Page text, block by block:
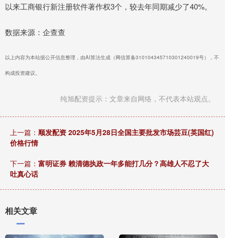
以来工商银行新注册软件著作权3个，较去年同期减少了40%。
数据来源：企查查
以上内容为本站据公开信息整理，由AI算法生成（网信算备310104345710301240019号），不
构成投资建议。
纯旭配资提示：文章来自网络，不代表本站观点。
上一篇： 顺发配资 2025年5月28日全国主要批发市场芸豆(英国红)
价格行情
下一篇： 富明证券 赖清德执政一年多能打几分？高雄人不忍了大
吐真心话
相关文章